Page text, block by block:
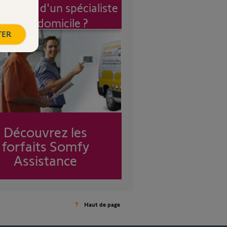
d'un spécialiste
à mon domicile ?
Découvrez les
forfaits Somfy
Assistance
Haut de page